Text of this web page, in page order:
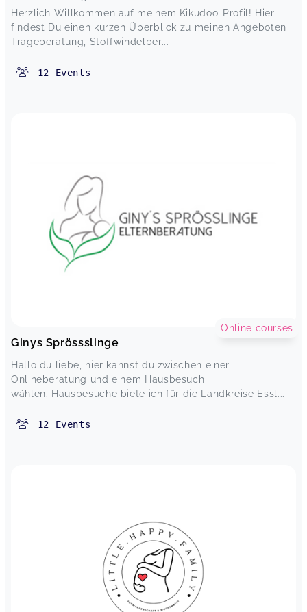
Herzlich Willkommen auf meinem Kikudoo-Profil! Hier
findest Du einen kurzen Überblick zu meinen Angeboten
Trageberatung, Stoffwindelber...
12 Events
Ginys Sprössslinge
Hallo du liebe, hier kannst du zwischen einer
Onlineberatung und einem Hausbesuch
wählen. Hausbesuche biete ich für die Landkreise Essl...
Online courses
12 Events